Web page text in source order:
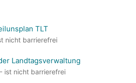
TLT
nicht barrierefrei
Landtagsverwaltung
ist nicht barrierefrei